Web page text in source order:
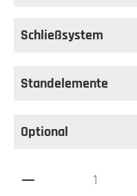
Schließsystem
Standelemente
Optional
Produkt Anzahl: Gib